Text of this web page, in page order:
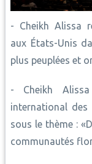
- Cheikh Alissa
aux États-Unis
plus peuplées et
- Cheikh
international
sous le thème :
communautés